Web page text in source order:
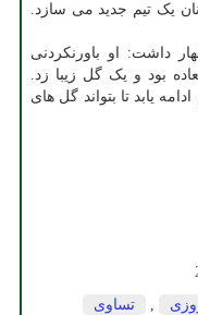
یک تیم جدید می سازد.
داشت: او باورنکردنی
بود و یک گل زیبا زد.
یابد تا بتواند گل های
تساوی